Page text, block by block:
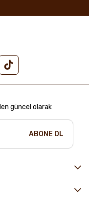
güncel olarak
ABONE OL